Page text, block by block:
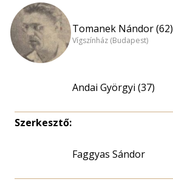
Tomanek Nándor (62)
Vígszínház (Budapest)
Andai Györgyi (37)
Szerkesztő:
Faggyas Sándor